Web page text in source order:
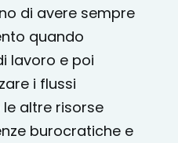
di avere sempre
quando
lavoro e poi
i flussi
altre risorse
burocratiche e